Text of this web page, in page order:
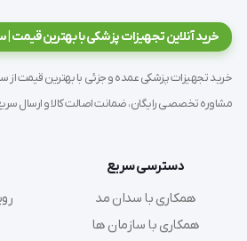
ثابت‌سازی ایمن انواع کاتترها، درن‌ها،
آنژیوکت‌ها.
پوشش‌دهی و محافظت از
لطافت بافت ابریشم).
دستورالعمل استفاده (Instruction for Use)
خرید آنلاین تجهیزات پزشکی با بهترین قیمت
مشاوره تخصصی رایگان، ضمانت اصالت کالا و ارسال
دسترسی سریع
همکاری با سدان مد
همکاری با سازمان ها